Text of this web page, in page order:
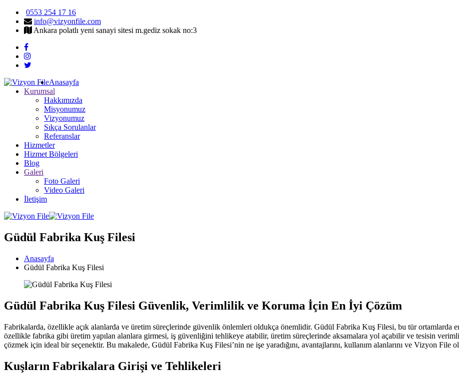
0553 254 17 16
info@vizyonfile.com
Ankara polatlı yeni sanayi sitesi m.gediz sokak no:3
Anasayfa
Kurumsal
Hakkımızda
Misyonumuz
Vizyonumuz
Sıkça Sorulanlar
Referanslar
Hizmetler
Hizmet Bölgeleri
Blog
Galeri
Foto Galeri
Video Galeri
İletişim
Güdül Fabrika Kuş Filesi
Anasayfa
Güdül Fabrika Kuş Filesi
Güdül Fabrika Kuş Filesi Güvenlik, Verimlilik ve Koruma İçin En İyi Çözüm
Fabrikalarda, özellikle açık alanlarda ve üretim süreçlerinde güvenlik önlemleri oldukça önemlidir. Güdül Fabrika Kuş Filesi, bu tür ortamlarda
özellikle fabrika gibi üretim yapılan alanlara girmesi, iş güvenliğini tehlikeye atabilir, üretim süreçlerinde aksamalara yol açabilir ve tesisin
çözmek için ideal bir seçenektir. Bu makalede, Güdül Fabrika Kuş Filesi’nin ne işe yaradığını, avantajlarını, kullanım alanlarını ve Vizyon File
Kuşların Fabrikalara Girişi ve Tehlikeleri